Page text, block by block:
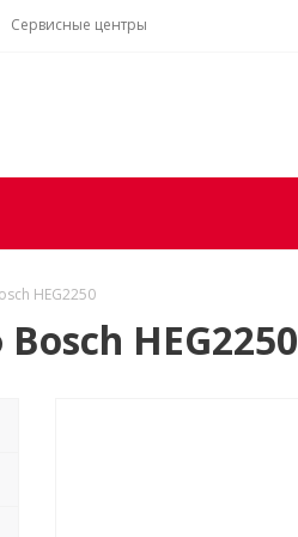
Сервисные центры
HEG2250
HEG2250